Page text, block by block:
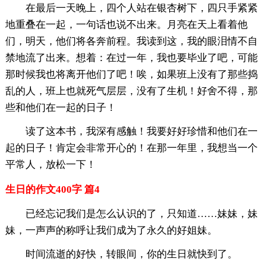
在最后一天晚上，四个人站在银杏树下，四只手紧紧
地重叠在一起，一句话也说不出来。月亮在天上看着他
们，明天，他们将各奔前程。我读到这，我的眼泪情不自
禁地流了出来。想着：在过一年，我也要毕业了吧，可能
那时候我也将离开他们了吧！唉，如果班上没有了那些捣
乱的人，班上也就死气层层，没有了生机！好舍不得，那
些和他们在一起的日子！
读了这本书，我深有感触！我要好好珍惜和他们在一
起的日子！肯定会非常开心的！在那一年里，我想当一个
平常人，放松一下！
生日的作文400字 篇4
已经忘记我们是怎么认识的了，只知道……妹妹，妹
妹，一声声的称呼让我们成为了永久的好姐妹。
时间流逝的好快，转眼间，你的生日就快到了。